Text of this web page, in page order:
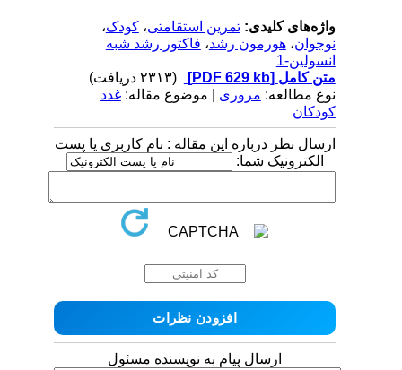
واژه‌های کلیدی:تمرین استقامتی،کودک،
نوجوان ،هورمون رشد،فاکتور رشد شبه
انسولین-1
متن کامل[PDF 629 kb]
نوع مطالعه:مروری| موضوع مقاله:غدد
کودکان
ارسال نظر درباره این مقاله : نام کاربری یا پست
الکترونیک شما:
ارسال پیام به نویسنده مسئول